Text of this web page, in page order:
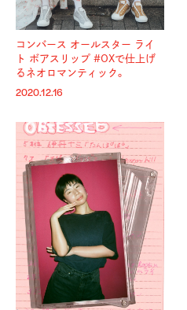
コンバース オールスター ライ
ト ボアスリップ #OXで仕上げ
るネオロマンティック。
2020.12.16